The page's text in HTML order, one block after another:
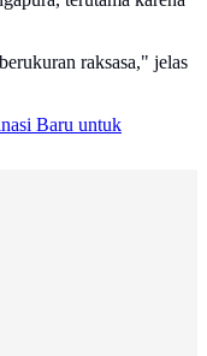
raksasa," jelas
Baru untuk